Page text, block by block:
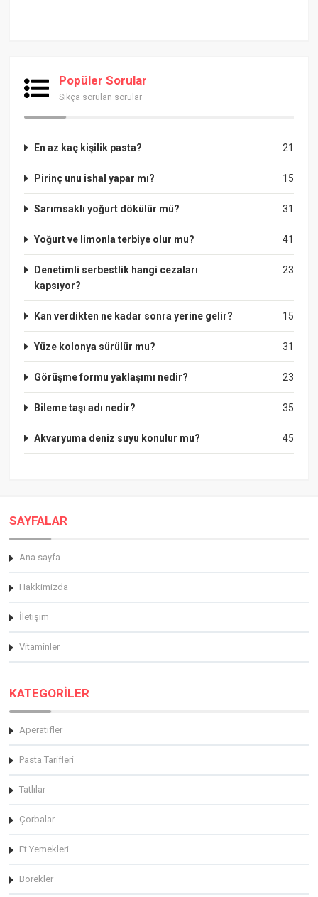
Popüler Sorular
Sıkça sorulan sorular
21
En az kaç kişilik pasta?
15
Pirinç unu ishal yapar mı?
31
Sarımsaklı yoğurt dökülür mü?
41
Yoğurt ve limonla terbiye olur mu?
23
Denetimli serbestlik hangi cezaları
kapsıyor?
15
Kan verdikten ne kadar sonra yerine gelir?
31
Yüze kolonya sürülür mu?
23
Görüşme formu yaklaşımı nedir?
35
Bileme taşı adı nedir?
45
Akvaryuma deniz suyu konulur mu?
SAYFALAR
Ana sayfa
Hakkimizda
İletişim
Vitaminler
KATEGORİLER
Aperatifler
Pasta Tarifleri
Tatlılar
Çorbalar
Et Yemekleri
Börekler